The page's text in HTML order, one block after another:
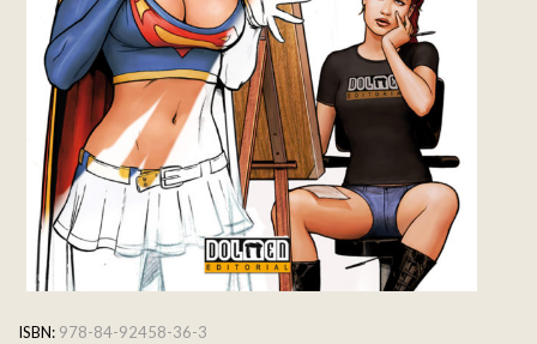
ISBN: 978-84-92458-36-3